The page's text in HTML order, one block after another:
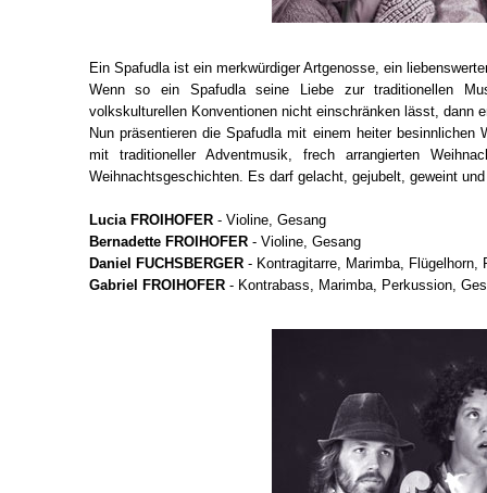
Ein Spafudla ist ein merkwürdiger Artgenosse, ein
Wenn so ein Spafudla seine Liebe zur traditionellen
volkskulturellen Konventionen nicht einschränken lässt, dann
Nun präsentieren die Spafudla mit einem heiter
mit traditioneller Adventmusik, frech arrangierten
Weihnachtsgeschichten. Es darf gelacht, gejubelt, geweint
Lucia FROIHOFER- Violine, Gesang
Bernadette FROIHOFER- Violine, Gesang
Daniel FUCHSBERGER- Kontragitarre, Marimba, Flügelhorn,
Gabriel FROIHOFER- Kontrabass, Marimba, Perkussion,